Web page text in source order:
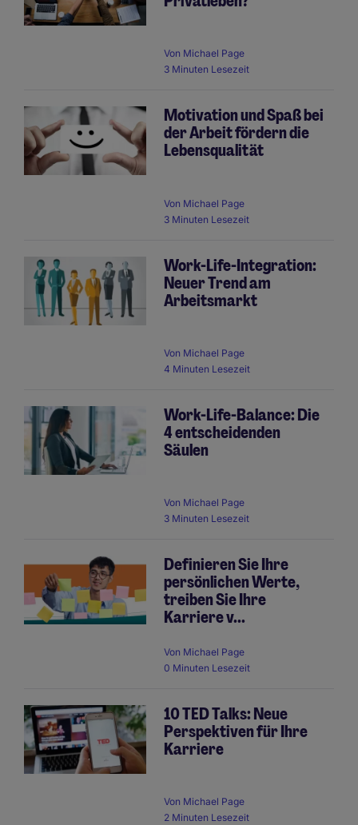
Von Michael Page
3 Minuten Lesezeit
Motivation und Spaß bei
der Arbeit fördern die
Lebensqualität
Von Michael Page
3 Minuten Lesezeit
Work-Life-Integration:
Neuer Trend am
Arbeitsmarkt
Von Michael Page
4 Minuten Lesezeit
Work-Life-Balance: Die
4 entscheidenden
Säulen
Von Michael Page
3 Minuten Lesezeit
Definieren Sie Ihre
persönlichen Werte,
treiben Sie Ihre
Karriere v...
Von Michael Page
0 Minuten Lesezeit
10 TED Talks: Neue
Perspektiven für Ihre
Karriere
Von Michael Page
2 Minuten Lesezeit